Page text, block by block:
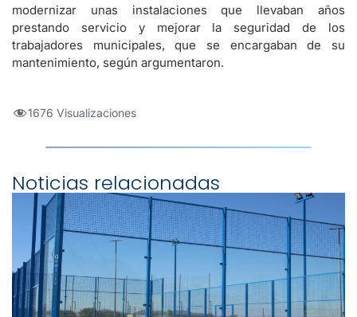
modernizar unas instalaciones que llevaban años
prestando servicio y mejorar la seguridad de los
trabajadores municipales, que se encargaban de su
mantenimiento, según argumentaron.
1676 Visualizaciones
Noticias relacionadas